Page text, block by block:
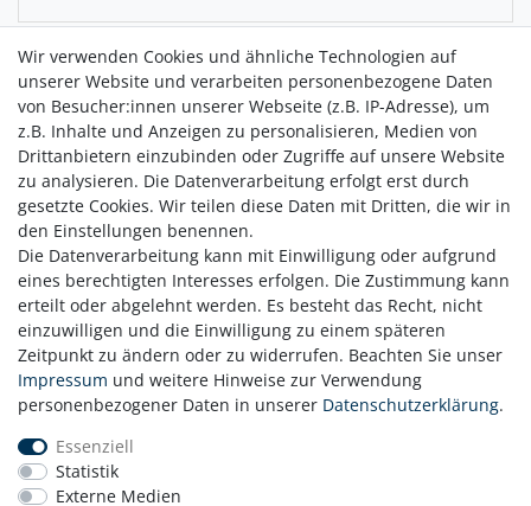
Das Spiel der Wellen und die Farben des Himmels über dem
Horizont haben die Kollektion CREASE inspiriert. Ihre ganz
besondere Ästhetik verdanken die Schmuckstücke der
gefalteten Optik - die Strukturen wirken in ihrer schlichten
Eleganz für sich. Aufregend schön!
Zahlung
Versand
AGB
Hinweis zur Batterieentsorgung
Erklärung zur Barrierefreiheit
Wir verwenden Cookies und ähnliche Technologien auf
unserer Website und verarbeiten personenbezogene Daten
von Besucher:innen unserer Webseite (z.B. IP-Adresse), um
z.B. Inhalte und Anzeigen zu personalisieren, Medien von
Drittanbietern einzubinden oder Zugriffe auf unsere Website
zu analysieren. Die Datenverarbeitung erfolgt erst durch
gesetzte Cookies. Wir teilen diese Daten mit Dritten, die wir in
den Einstellungen benennen.
Die Datenverarbeitung kann mit Einwilligung oder aufgrund
eines berechtigten Interesses erfolgen. Die Zustimmung kann
erteilt oder abgelehnt werden. Es besteht das Recht, nicht
einzuwilligen und die Einwilligung zu einem späteren
Zeitpunkt zu ändern oder zu widerrufen. Beachten Sie unser
Impressum und weitere Hinweise zur Verwendung
personenbezogener Daten in unserer Daten­schutz­erklärung.
Essenziell
Statistik
Externe Medien